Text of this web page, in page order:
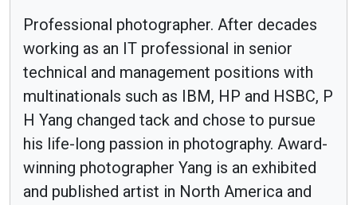
Professional photographer. After decades
working as an IT professional in senior
technical and management positions with
multinationals such as IBM, HP and HSBC, P
H Yang changed tack and chose to pursue
his life-long passion in photography. Award-
winning photographer Yang is an exhibited
and published artist in North America and